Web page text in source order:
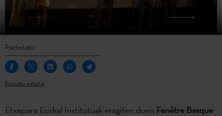
Partekatu
Kopiatu esteka
Etxepare Euskal Institutuak eragiten duen Fenêtre Basque